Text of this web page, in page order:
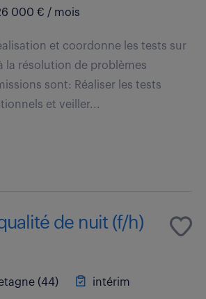
000 € / mois
et coordonne les tests sur
la résolution de problèmes
sont: Réaliser les tests
et veiller...
de nuit (f/h)
(44)
intérim